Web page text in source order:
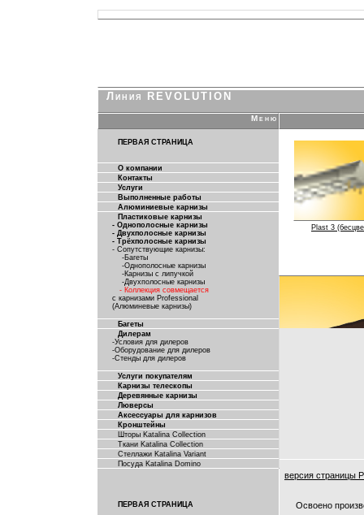
Линия REVOLUTION
Меню
ПЕРВАЯ СТРАНИЦА
О компании
Контакты
Услуги
Выполненные работы
Алюминиевые карнизы
Пластиковые карнизы
- Однополосные карнизы
- Двухполосные карнизы
- Трёхполосные карнизы
- Сопутствующие карнизы:
-Багеты
-Однополосные карнизы
-Карнизы с липучкой
-Двухполосные карнизы
- Коллекция совмещается
с карнизами Professional
(Алюминевые карнизы)
Багеты
Дилерам
-Условия для дилеров
-Оборудование для дилеров
-Стенды для дилеров
Услуги покупателям
Карнизы телескопы
Деревянные карнизы
Люверсы
Аксессуары для карнизов
Кронштейны
Шторы Katalina Collection
Ткани Katalina Collection
Стеллажи Katalina Variant
Посуда Katalina Domino
ПЕРВАЯ СТРАНИЦА
Plast 3
версия страницы
Освоено